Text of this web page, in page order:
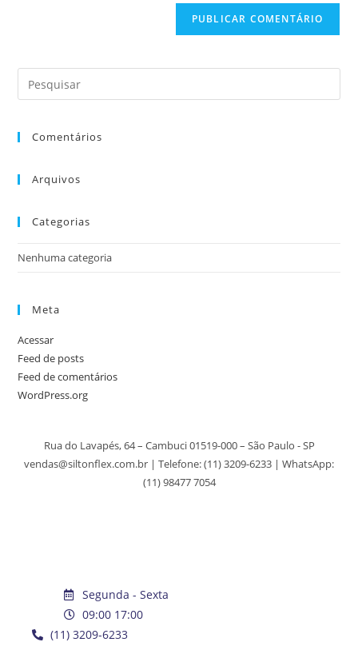
Comentários
Arquivos
Categorias
Nenhuma categoria
Meta
Acessar
Feed de posts
Feed de comentários
WordPress.org
Rua do Lavapés, 64 – Cambuci 01519-000 – São Paulo - SP
vendas@siltonflex.com.br | Telefone:(11) 3209-6233 | WhatsApp:
(11) 98477 7054
Segunda - Sexta
09:00 17:00
(11) 3209-6233